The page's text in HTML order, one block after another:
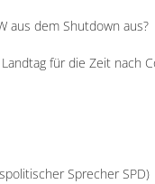
aus dem Shutdown aus?
für die Zeit nach
Sprecher SPD)